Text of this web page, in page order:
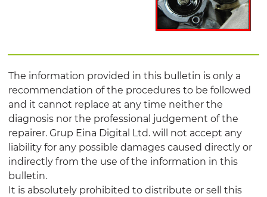
The information provided in this bulletin is only a
recommendation of the procedures to be followed
and it cannot replace at any time neither the
diagnosis nor the professional judgement of the
repairer. Grup Eina Digital Ltd. will not accept any
liability for any possible damages caused directly or
indirectly from the use of the information in this
bulletin.
It is absolutely prohibited to distribute or sell this